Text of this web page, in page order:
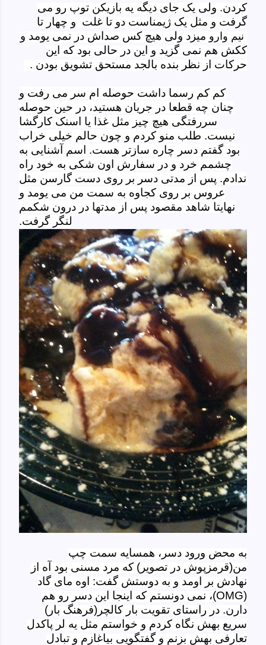
کردن. ولی یک جای دیگه یه بازیکن توپ رو می
گرفت و مثل یک ژیمناست دو تا غلت و چهار تا
نيم وارو میزد ولی هیچ کس صداش در نمی یومد و
ککش هم نمی گزید و این در حالی بود که این
حرکات از نظر بنده بالجد مستحق تشویق بودن .
کم کم رسما داشت حوصله ام سر می رفت و
چنان چه قطعا در جریان هستید، در حین حوصله
سررفتگی هیچ چیز مثل غذا یا اسنک کارگشا
نیست. طلب منو کردم و چون حالم خیلی خراب
بود گفتم دسر چاره سازتر هست. اسم آشنایی به
چشمم خرد و در سفارش اون شکی به خود راه
ندادم. پس از مدتی دسر بر روی دست گارسن مثل
عروس بر روی کجاوه به سمت من می یومد و
نهایتا شاهد مقصود پس از مدتها در درون شکمم
لنگر گرفت.
به محض ورود دسر، همسایه سمت چپ
من(قرمزپوش در تصویر) که مرد مسنی بود آه از
نهادش بر اومد و به دوستش گفت: اوه مای گاد
(
OMG)، نمی دونستم که اینجا این دسر رو هم
دارن. در راستای تقویت بار کالچر(فرهنگ بار)
سریع بهش نگاه کردم و خواستم مثل یه لر پاکدل
تعارفی بهش بزنم و گفتگویی بیاغازم و تبادل